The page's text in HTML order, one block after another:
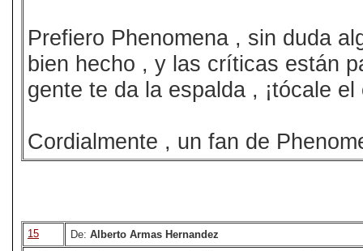
Prefiero Phenomena , sin duda
bien hecho , y las críticas están
gente te da la espalda , ¡tócale el
Cordialmente , un fan de
15 De: Alberto Armas Hernandez